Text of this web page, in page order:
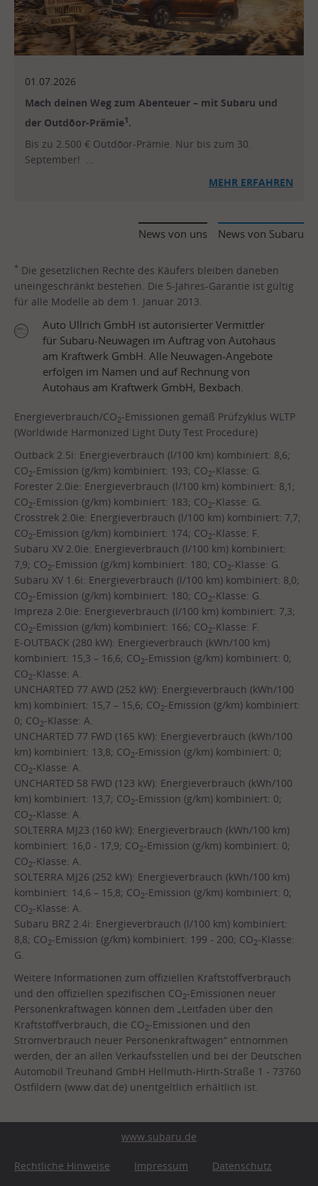
01.07.2026
Mach deinen Weg zum Abenteuer – mit Subaru und
der Outdōor-Prämie1.
Bis zu 2.500 € Outdōor-Prämie. Nur bis zum 30.
September! …
MEHR ERFAHREN
News von Subaru
News von uns
* Die gesetzlichen Rechte des Käufers bleiben daneben
uneingeschränkt bestehen. Die 5-Jahres-Garantie ist gültig
für alle Modelle ab dem 1. Januar 2013.
Auto Ullrich GmbH ist autorisierter Vermittler
für Subaru-Neuwagen im Auftrag von Autohaus
am Kraftwerk GmbH. Alle Neuwagen-Angebote
erfolgen im Namen und auf Rechnung von
Autohaus am Kraftwerk GmbH, Bexbach.
Energieverbrauch/CO2-Emissionen gemäß Prüfzyklus WLTP
(Worldwide Harmonized Light Duty Test Procedure)
Outback 2.5i: Energieverbrauch (l/100 km) kombiniert: 8,6;
CO2-Emission (g/km) kombiniert: 193; CO2-Klasse: G.
Forester 2.0ie: Energieverbrauch (l/100 km) kombiniert: 8,1;
CO2-Emission (g/km) kombiniert: 183; CO2-Klasse: G.
Crosstrek 2.0ie: Energieverbrauch (l/100 km) kombiniert: 7,7;
CO2-Emission (g/km) kombiniert: 174; CO2-Klasse: F.
Subaru XV 2.0ie: Energieverbrauch (l/100 km) kombiniert:
7,9; CO2-Emission (g/km) kombiniert: 180; CO2-Klasse: G.
Subaru XV 1.6i: Energieverbrauch (l/100 km) kombiniert: 8,0;
CO2-Emission (g/km) kombiniert: 180; CO2-Klasse: G.
Impreza 2.0ie: Energieverbrauch (l/100 km) kombiniert: 7,3;
CO2-Emission (g/km) kombiniert: 166; CO2-Klasse: F.
E-OUTBACK (280 kW): Energieverbrauch (kWh/100 km)
kombiniert: 15,3 – 16,6; CO2-Emission (g/km) kombiniert: 0;
CO2-Klasse: A.
UNCHARTED 77 AWD (252 kW): Energieverbrauch (kWh/100
km) kombiniert: 15,7 – 15,6; CO2-Emission (g/km) kombiniert:
0; CO2-Klasse: A.
UNCHARTED 77 FWD (165 kW): Energieverbrauch (kWh/100
km) kombiniert: 13,8; CO2-Emission (g/km) kombiniert: 0;
CO2-Klasse: A.
UNCHARTED 58 FWD (123 kW): Energieverbrauch (kWh/100
km) kombiniert: 13,7; CO2-Emission (g/km) kombiniert: 0;
CO2-Klasse: A.
SOLTERRA MJ23 (160 kW): Energieverbrauch (kWh/100 km)
kombiniert: 16,0 - 17,9; CO2-Emission (g/km) kombiniert: 0;
CO2-Klasse: A.
SOLTERRA MJ26 (252 kW): Energieverbrauch (kWh/100 km)
kombiniert: 14,6 – 15,8; CO2-Emission (g/km) kombiniert: 0;
CO2-Klasse: A.
Subaru BRZ 2.4i: Energieverbrauch (l/100 km) kombiniert:
8,8; CO2-Emission (g/km) kombiniert: 199 - 200; CO2-Klasse:
G.
Weitere Informationen zum offiziellen Kraftstoffverbrauch
und den offiziellen spezifischen CO2-Emissionen neuer
Personenkraftwagen können dem „Leitfaden über den
Kraftstoffverbrauch, die CO2-Emissionen und den
Stromverbrauch neuer Personenkraftwagen“ entnommen
werden, der an allen Verkaufsstellen und bei der Deutschen
Automobil Treuhand GmbH Hellmuth-Hirth-Straße 1 - 73760
Ostfildern (www.dat.de) unentgeltlich erhältlich ist.
www.subaru.de
Rechtliche Hinweise Impressum Datenschutz